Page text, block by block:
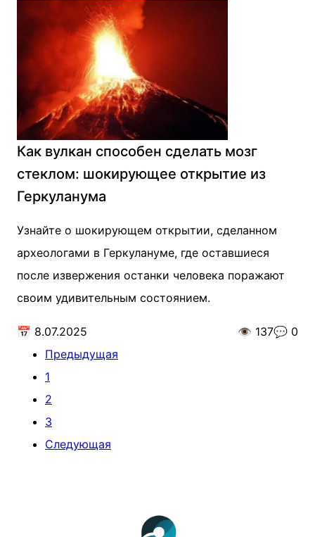
Как вулкан способен сделать мозг
стеклом: шокирующее открытие из
Геркуланума
Узнайте о шокирующем открытии, сделанном
археологами в Геркулануме, где оставшиеся
после извержения останки человека поражают
своим удивительным состоянием.
📅 8.07.2025 👁️ 137💬 0
Предыдущая
1
2
3
Следующая